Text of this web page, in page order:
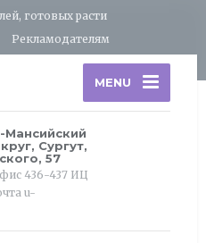
готовых расти
Рекламодателям
MENU
Мансийский
Сургут,
57
436-437 ИЦ
u-